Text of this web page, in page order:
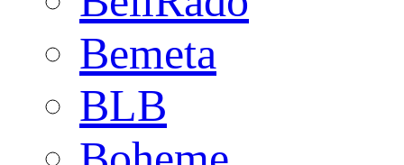
Bemeta
BLB